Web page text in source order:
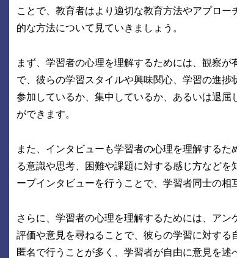
ことで、教育者はより適切な教育方法やアプロ
的な方法について見ていきましょう。
まず、学習者の心理を理解するためには、観察
で、彼らの学習スタイルや興味関心、学習の進
参加しているか、集中しているか、あるいは退
ができます。
また、インタビューも学習者の心理を理解する
る意識や思考、困難や課題に対する感じ方など
ープインタビューを行うことで、学習者同士の相
さらに、学習者の心理を理解するためには、ア
評価や意見を尋ねることで、彼らの学習に対す
匿名で行うことが多く、学習者が自由に意見を述